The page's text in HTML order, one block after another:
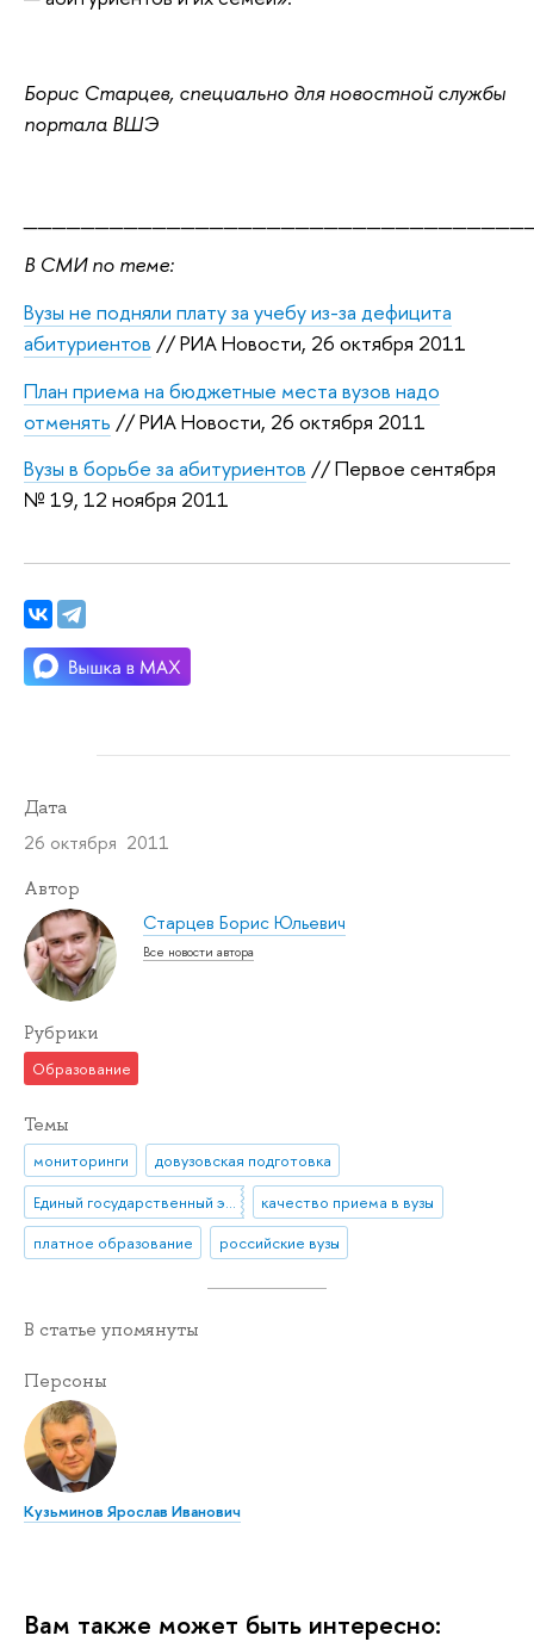
Борис Старцев, специально для новостной службы
портала ВШЭ
В СМИ по теме:
Вузы не подняли плату за учебу из-за дефицита
абитуриентов // РИА Новости, 26 октября 2011
План приема на бюджетные места вузов надо
отменять // РИА Новости, 26 октября 2011
Вузы в борьбе за абитуриентов // Первое сентября
№ 19, 12 ноября 2011
Дата
26 октября 2011
Автор
Старцев Борис Юльевич
Все новости автора
Рубрики
Образование
Темы
мониторинги
довузовская подготовка
Единый государственный экзамен (ЕГЭ)
качество приема в вузы
платное образование
российские вузы
В статье упомянуты
Персоны
Кузьминов Ярослав Иванович
Вам также может быть интересно: